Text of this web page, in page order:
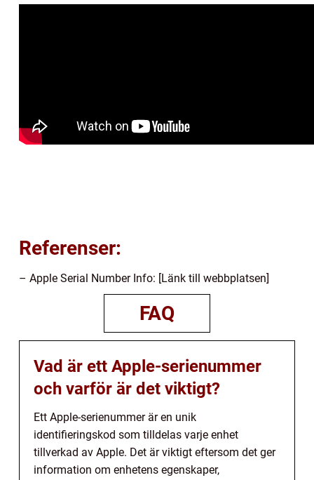
Referenser:
– Apple Serial Number Info: [Länk till webbplatsen]
FAQ
Vad är ett Apple-serienummer
och varför är det viktigt?
Ett Apple-serienummer är en unik
identifieringskod som tilldelas varje enhet
tillverkad av Apple. Det är viktigt eftersom det ger
information om enhetens egenskaper,